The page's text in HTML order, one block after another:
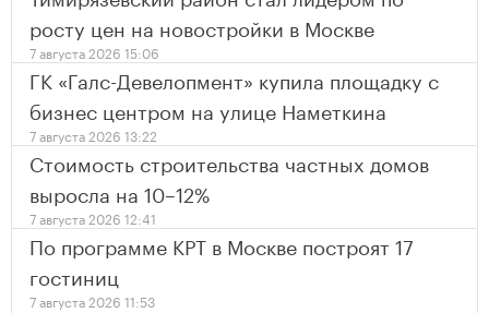
росту цен на новостройки в Москве
7 августа 2026 15:06
ГК «Галс-Девелопмент» купила площадку с
бизнес центром на улице Наметкина
7 августа 2026 13:22
Стоимость строительства частных домов
выросла на 10–12%
7 августа 2026 12:41
По программе КРТ в Москве построят 17
гостиниц
7 августа 2026 11:53